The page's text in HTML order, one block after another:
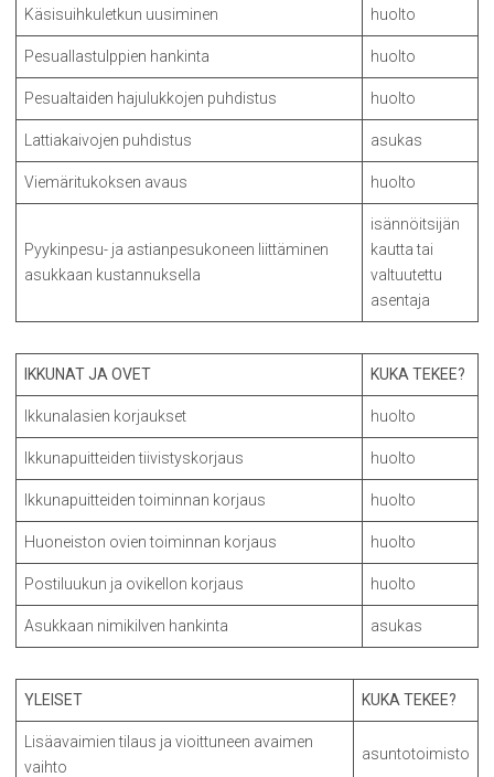
Käsisuihkuletkun uusiminen huolto
Pesuallastulppien hankinta huolto
Pesualtaiden hajulukkojen puhdistus huolto
Lattiakaivojen puhdistus asukas
Viemäritukoksen avaus huolto
Pyykinpesu- ja astianpesukoneen liittäminen
asukkaan kustannuksella
isännöitsijän
kautta tai
valtuutettu
asentaja
IKKUNAT JA OVET KUKA TEKEE?
Ikkunalasien korjaukset huolto
Ikkunapuitteiden tiivistyskorjaus huolto
Ikkunapuitteiden toiminnan korjaus huolto
Huoneiston ovien toiminnan korjaus huolto
Postiluukun ja ovikellon korjaus huolto
Asukkaan nimikilven hankinta asukas
YLEISET KUKA TEKEE?
Lisäavaimien tilaus ja vioittuneen avaimen
vaihto
asuntotoimisto